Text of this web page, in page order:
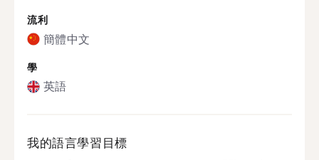
流利
簡體中文
學
英語
我的語言學習目標